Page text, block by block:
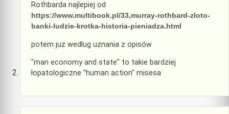
Rothbarda najlepiej od
https://www.multibook.pl/33,murray-rothbard-zloto-
banki-ludzie-krotka-historia-pieniadza.html
potem juz według uznania z opisów
"man economy and state" to takie bardziej
łopatologiczne "human action" misesa